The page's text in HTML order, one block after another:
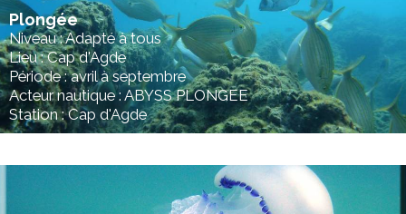
Plongée
Niveau : Adapté à tous
Lieu : Cap d'Agde
Période : avril à septembre
Acteur nautique : ABYSS PLONGEE
Station : Cap d'Agde